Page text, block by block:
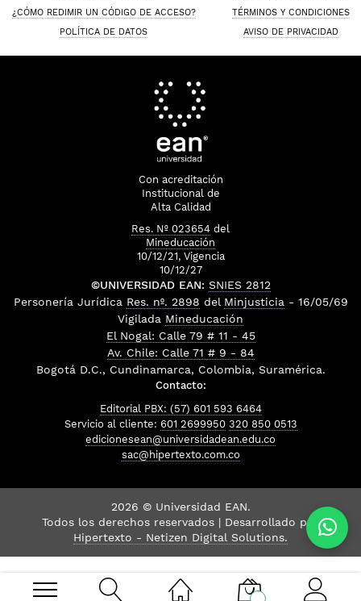
¿CÓMO REDIMIR UN CÓDIGO DE ACCESO?
TÉRMINOS Y CONDICIONES
POLÍTICA DE DATOS
AVISO DE PRIVACIDAD
Con acreditación
Institucional de
Alta Calidad
Res. Nº 023654 del
Mineducación
10/12/21, Vigencia
10/12/27
©UNIVERSIDAD EAN: SNIES 2812
Personería Jurídica Res. nº. 2898 del Minjusticia - 16/05/69
Vigilada Mineducación
El Nogal: Calle 79 # 11 - 45
Av. Chile: Calle 71 # 9 - 84
Bogotá D.C., Cundinamarca, Colombia, Suramérica.
Contacto:
Editorial PBX: (57) 601 593 6464
Servicio al cliente: 601 2699950 320 850 0513
edicionesean@universidadean.edu.co
sac@hipertexto.com.co
2026 © Universidad EAN.
Todos los derechos reservados | Desarrollado por
Hipertexto - Netizen Digital Solutions.